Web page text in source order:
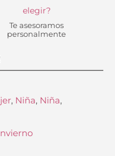
elegir?
Te asesoramos
personalmente
, Niña, Niña,